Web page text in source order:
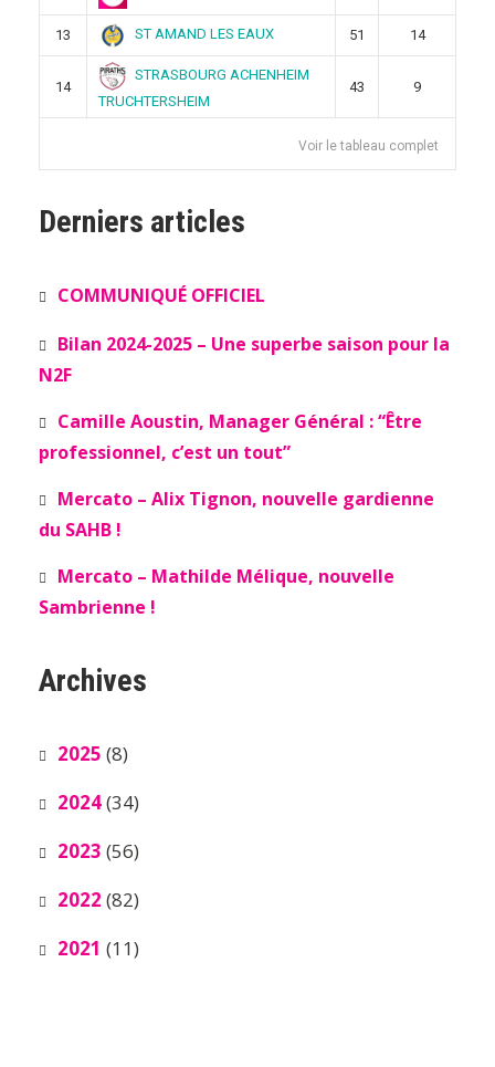
13 ST AMAND LES EAUX 51 14
14
STRASBOURG ACHENHEIM
TRUCHTERSHEIM
43 9
Voir le tableau complet
Derniers articles
COMMUNIQUÉ OFFICIEL
Bilan 2024-2025 – Une superbe saison pour la
N2F
Camille Aoustin, Manager Général : “Être
professionnel, c’est un tout”
Mercato – Alix Tignon, nouvelle gardienne
du SAHB !
Mercato – Mathilde Mélique, nouvelle
Sambrienne !
Archives
2025 (8)
2024(34)
2023 (56)
2022 (82)
2021 (11)